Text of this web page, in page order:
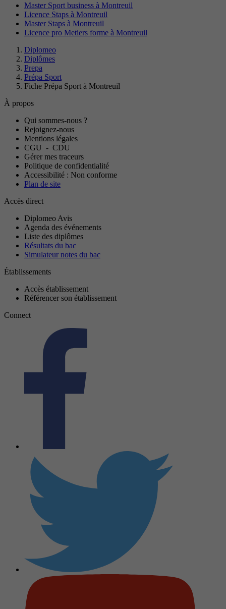
Master Sport business à Montreuil
Licence Staps à Montreuil
Master Staps à Montreuil
Licence pro Metiers forme à Montreuil
Diplomeo
Diplômes
Prepa
Prépa Sport
Fiche Prépa Sport à Montreuil
À propos
Qui sommes-nous ?
Rejoignez-nous
Mentions légales
CGU - CDU
Gérer mes traceurs
Politique de confidentialité
Accessibilité : Non conforme
Plan de site
Accès direct
Diplomeo Avis
Agenda des événements
Liste des diplômes
Résultats du bac
Simulateur notes du bac
Établissements
Accès établissement
Référencer son établissement
Connect